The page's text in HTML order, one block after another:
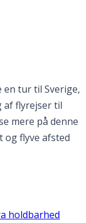
tur til Sverige,
af flyrejser til
mere på denne
og flyve afsted